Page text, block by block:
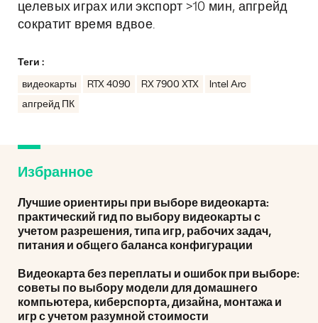
целевых играх или экспорт >10 мин, апгрейд
сократит время вдвое.
Теги :
видеокарты RTX 4090 RX 7900 XTX
Intel Arc
апгрейд ПК
Избранное
Лучшие ориентиры при выборе видеокарта:
практический гид по выбору видеокарты с
учетом разрешения, типа игр, рабочих задач,
питания и общего баланса конфигурации
Видеокарта без переплаты и ошибок при выборе:
советы по выбору модели для домашнего
компьютера, киберспорта, дизайна, монтажа и
игр с учетом разумной стоимости